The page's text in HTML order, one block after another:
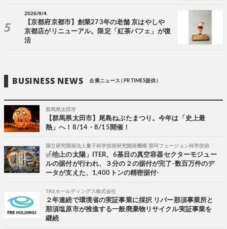
2026/8/4
【京都府京都市】創業273年の老舗 京はやしや
京都店がリニューアル。限定「紅茶パフェ」が復
活
BUSINESS NEWS 企業ニュース ( PR TIMES提供 )
群馬県太田市
【群馬県太田市】尾島ねぷたまつり。今年は「史上最
熱」へ！8/14・8/15開催！
国立研究開発法人量子科学技術研究開発機構 那珂フュージョン科学技術
研究所
「地上の太陽」ITER、6基目の真空容器セクターモジュー
ルの据付が行われ、３分の２の据付が完了-数百万件のデ
ータが支えた、1,400トンの精密据付-
TREホールディングス株式会社
２年連続で環境省の実証事業に採択 リバー那須事業所と
那須塩原市が推進する一般廃棄物リサイクル実証事業を
継続